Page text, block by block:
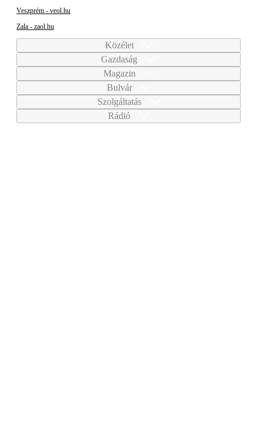
Veszprém - veol.hu
Zala - zaol.hu
Közélet
Gazdaság
Magazin
Bulvár
Szolgáltatás
Rádió